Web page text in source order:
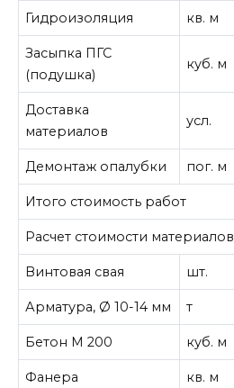
Гидроизоляция кв. м
Засыпка ПГС
(подушка)
куб. м
Доставка
материалов
усл.
Демонтаж опалубки пог. м
Итого стоимость работ
Расчет стоимости материалов
Винтовая свая шт.
Арматура, Ø 10-14 мм т
Бетон М 200 куб. м
Фанера кв. м